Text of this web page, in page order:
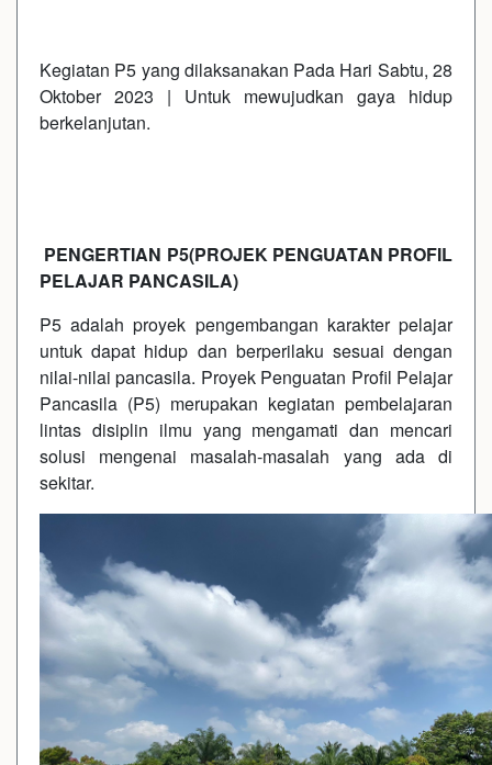
Kegiatan P5 yang dilaksanakan Pada Hari Sabtu, 28
Oktober 2023 | Untuk mewujudkan gaya hidup
berkelanjutan.
PENGERTIAN P5(PROJEK PENGUATAN PROFIL
PELAJAR PANCASILA)
P5 adalah proyek pengembangan karakter pelajar
untuk dapat hidup dan berperilaku sesuai dengan
nilai-nilai pancasila. Proyek Penguatan Profil Pelajar
Pancasila (P5) merupakan kegiatan pembelajaran
lintas disiplin ilmu yang mengamati dan mencari
solusi mengenai masalah-masalah yang ada di
sekitar.